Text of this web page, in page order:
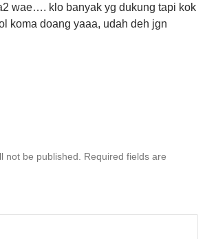
wae…. klo banyak yg dukung tapi kok
koma doang yaaa, udah deh jgn
not be published.
Required fields are